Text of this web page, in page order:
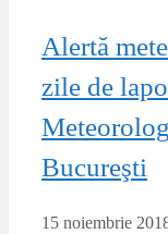
Alertă
zile de
Bucureşti
15 noiembrie